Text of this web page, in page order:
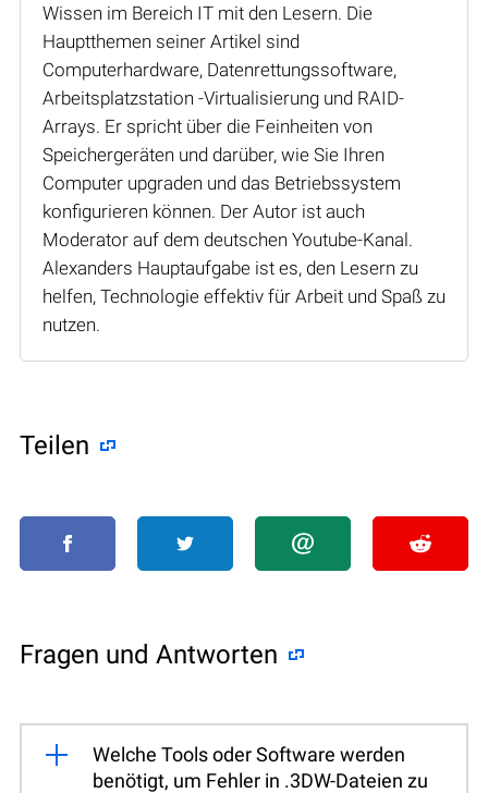
Wissen im Bereich IT mit den Lesern. Die
Hauptthemen seiner Artikel sind
Computerhardware, Datenrettungssoftware,
Arbeitsplatzstation -Virtualisierung und RAID-
Arrays. Er spricht über die Feinheiten von
Speichergeräten und darüber, wie Sie Ihren
Computer upgraden und das Betriebssystem
konfigurieren können. Der Autor ist auch
Moderator auf dem deutschen Youtube-Kanal.
Alexanders Hauptaufgabe ist es, den Lesern zu
helfen, Technologie effektiv für Arbeit und Spaß zu
nutzen.
Teilen
Fragen und Antworten
Welche Tools oder Software werden
benötigt, um Fehler in .3DW-Dateien zu